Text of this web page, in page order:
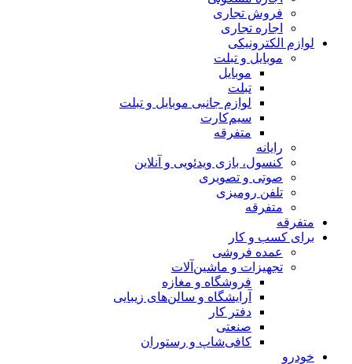
فروش تجاری
اجاره تجاری
لوازم الکترونیکی
موبایل و تبلت
موبایل
تبلت
لوازم جانبی موبایل و تبلت
سیم‌کارت
متفرقه
رایانه
کنسول، بازی‌ ویدئویی و آنلاین
صوتی و تصویری
تلفن رومیزی
متفرقه
متفرقه
برای کسب و کار
عمده فروشی
تجهیزات و ماشین‌آلات
فروشگاه و مغازه
آرایشگاه و سالن‌های زیبایی
دفتر کار
صنعتی
کافی‌شاپ و رستوران
خودرو